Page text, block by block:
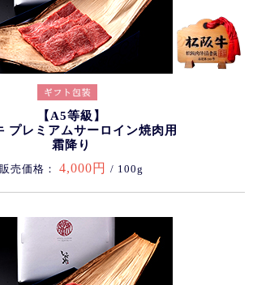
【A5等級】
プレミアムサーロイン焼肉用
霜降り
販売価格： 4,000円 / 100g